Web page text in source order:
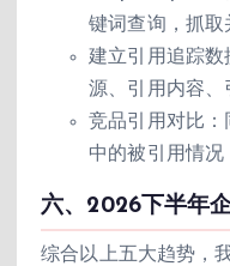
键词查询，抓取
建立引用追踪
源、引用内容、
竞品引用对比：
中的被引用情况
六、2026下半年
综合以上五大趋势，